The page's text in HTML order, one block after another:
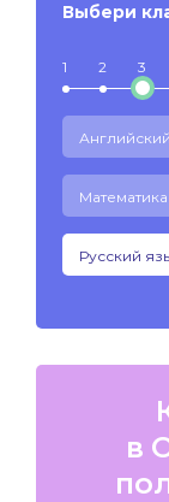
Выбери
1 2 3
Математика
Русский
в